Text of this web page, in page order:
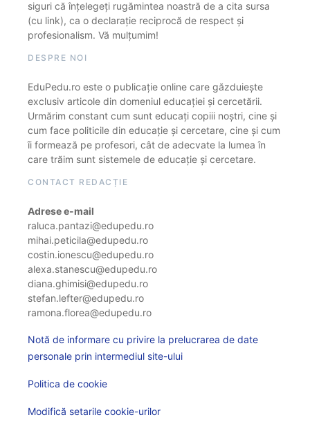
siguri că înțelegeți rugămintea noastră de a cita sursa
(cu link), ca o declarație reciprocă de respect și
profesionalism. Vă mulțumim!
DESPRE NOI
EduPedu.ro este o publicație online care găzduiește
exclusiv articole din domeniul educației și cercetării.
Urmărim constant cum sunt educați copiii noștri, cine și
cum face politicile din educație și cercetare, cine și cum
îi formează pe profesori, cât de adecvate la lumea în
care trăim sunt sistemele de educație și cercetare.
CONTACT REDACȚIE
Adrese e-mail
raluca.pantazi@edupedu.ro
mihai.peticila@edupedu.ro
costin.ionescu@edupedu.ro
alexa.stanescu@edupedu.ro
diana.ghimisi@edupedu.ro
stefan.lefter@edupedu.ro
ramona.florea@edupedu.ro
Notă de informare cu privire la prelucrarea de date
personale prin intermediul site-ului
Politica de cookie
Modifică setarile cookie-urilor